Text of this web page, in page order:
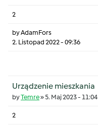
2
byAdamFors
2. Listopad 2022 - 09:36
Urządzenie mieszkania
byTemre» 5. Maj 2023 - 11:04
2